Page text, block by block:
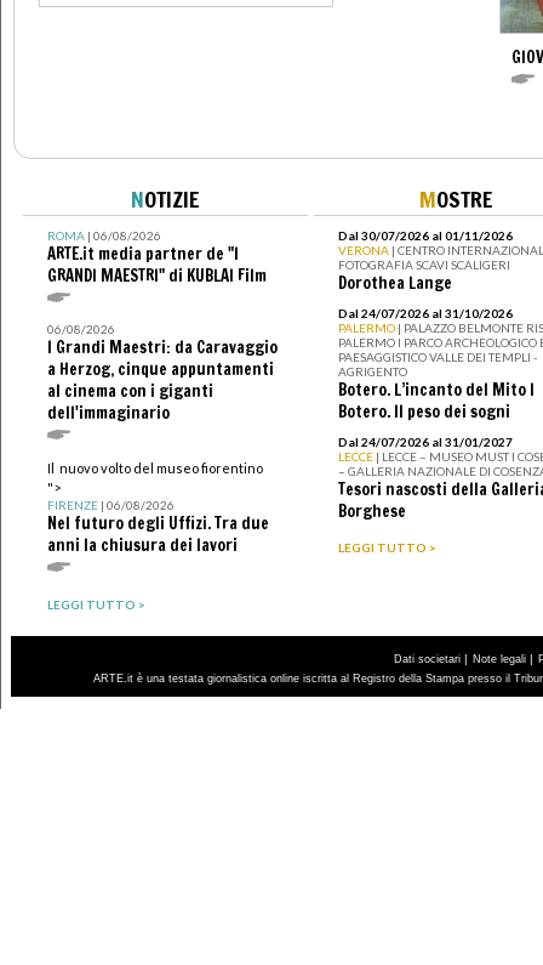
NOTIZIE
ROMA| 06/08/2026
ARTE.it media partner de "I
GRANDI MAESTRI" di KUBLAI Film
06/08/2026
I Grandi Maestri: da Caravaggio
a Herzog, cinque appuntamenti
al cinema con i giganti
dell'immaginario
Il nuovo volto del museo fiorentino
">
FIRENZE| 06/08/2026
Nel futuro degli Uffizi. Tra due
anni la chiusura dei lavori
LEGGI TUTTO >
MOSTRE
Dal 30/07/2026 al 01/11/2026
VERONA | CENTRO
FOTOGRAFIA SCAVI SCALIGERI
Dorothea Lange
Dal 24/07/2026 al 31/10/2026
PALERMO | PALAZZO BELMONTE
PALERMO I PARCO ARCHEOLOGICO
PAESAGGISTICO VALLE DEI TEMPLI -
AGRIGENTO
Botero. L’incanto del Mito I
Botero. Il peso dei sogni
Dal 24/07/2026 al 31/01/2027
LECCE | LECCE – MUSEO MUST I
– GALLERIA NAZIONALE DI
Tesori nascosti della
Borghese
LEGGI TUTTO >
Dati societari | Note legali |
ARTE.it è una testata giornalistica online iscritta al Registro della Stampa presso il